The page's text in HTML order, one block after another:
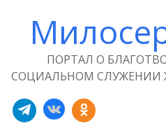
ПОРТАЛ О
СОЦИАЛЬНОМ СЛУЖЕНИИ